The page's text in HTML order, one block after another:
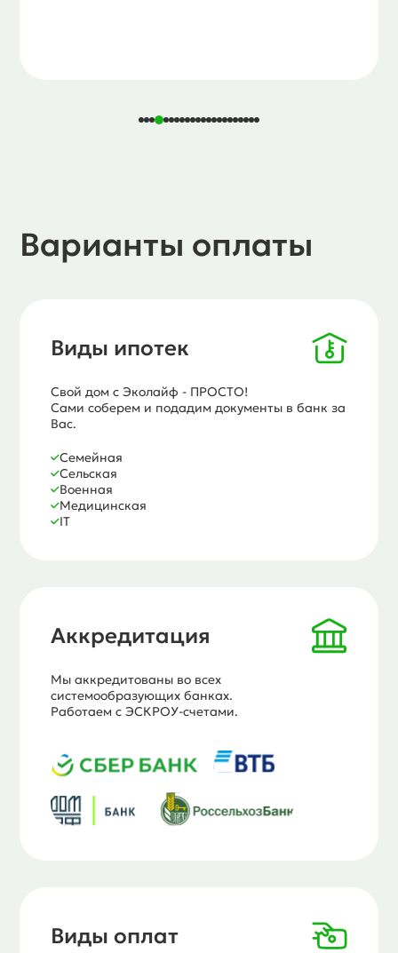
Варианты оплаты
Виды ипотек
Свой дом с Эколайф - ПРОСТО!
Сами соберем и подадим документы в банк за
Вас.
Семейная
Сельская
Военная
Медицинская
IT
Аккредитация
Мы аккредитованы во всех
системообразующих банках.
Работаем с ЭСКРОУ-счетами.
Виды оплат